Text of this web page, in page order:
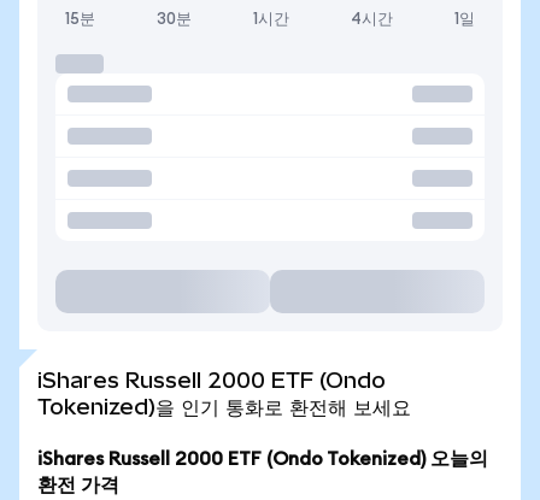
15분 30분 1시간 4시간 1일
iShares Russell 2000 ETF (Ondo
Tokenized)을 인기 통화로 환전해 보세요
iShares Russell 2000 ETF (Ondo Tokenized) 오늘의
환전 가격